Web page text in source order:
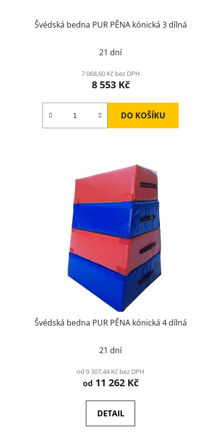
Švédská bedna PUR PĚNA kónická 3 dílná
21 dní
7 068,60 Kč bez DPH
8 553 Kč
DO KOŠÍKU
Švédská bedna PUR PĚNA kónická 4 dílná
21 dní
od 9 307,44 Kč bez DPH
od 11 262 Kč
DETAIL